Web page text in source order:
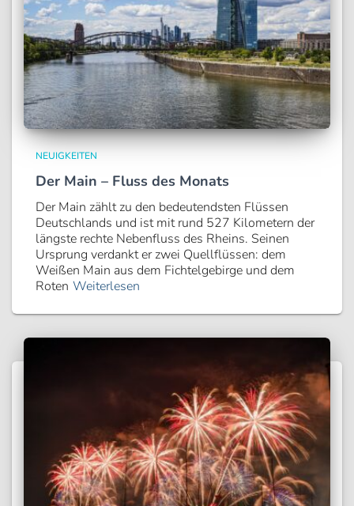
NEUIGKEITEN
Der Main – Fluss des Monats
Der Main zählt zu den bedeutendsten Flüssen
Deutschlands und ist mit rund 527 Kilometern der
längste rechte Nebenfluss des Rheins. Seinen
Ursprung verdankt er zwei Quellflüssen: dem
Weißen Main aus dem Fichtelgebirge und dem
Roten Weiterlesen